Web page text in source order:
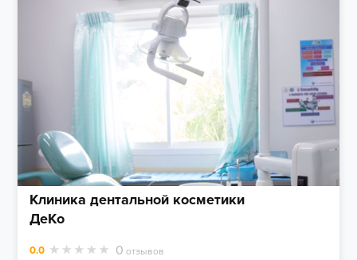
Клиника дентальной косметики
ДеКо
0.0 0 отзывов